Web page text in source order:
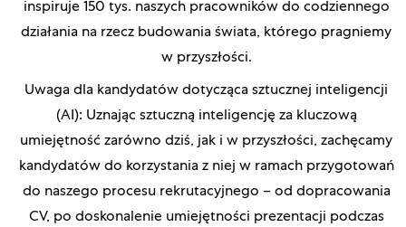
inspiruje 150 tys. naszych pracowników do codziennego
działania na rzecz budowania świata, którego pragniemy
w przyszłości.
Uwaga dla kandydatów dotycząca sztucznej inteligencji
(AI): Uznając sztuczną inteligencję za kluczową
umiejętność zarówno dziś, jak i w przyszłości, zachęcamy
kandydatów do korzystania z niej w ramach przygotowań
do naszego procesu rekrutacyjnego – od dopracowania
CV, po doskonalenie umiejętności prezentacji podczas